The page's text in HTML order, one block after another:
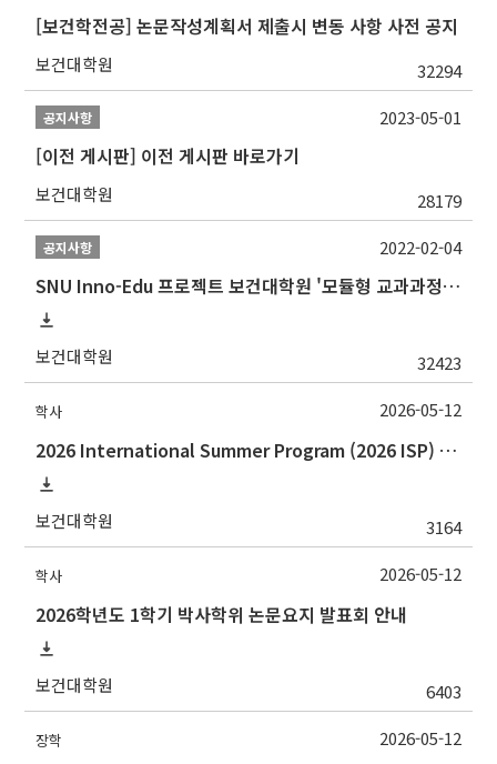
[보건학전공] 논문작성계획서 제출시 변동 사항 사전 공지
보건대학원 32294
공지사항
[이전 게시판] 이전 게시판 바로가기
보건대학원 28179
2023-05-01
공지사항
SNU Inno-Edu 프로젝트 보건대학원 '모듈형 교과과정' 안내(revised 2022/2/28)
보건대학원 32423
2022-02-04
학사
2026 International Summer Program (2026 ISP) Overview and Course Registration Procedure
보건대학원 3164
2026-05-12
학사
2026학년도 1학기 박사학위 논문요지 발표회 안내
보건대학원 6403
2026-05-12
장학 2026-05-12